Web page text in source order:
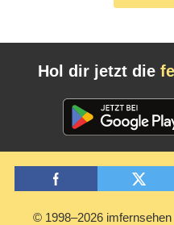
Hol dir jetzt die
© 1998–2026